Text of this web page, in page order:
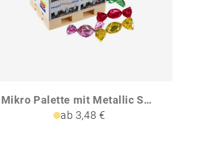
Mikro Palette mit Metallic Sweets
ab 3,48 €